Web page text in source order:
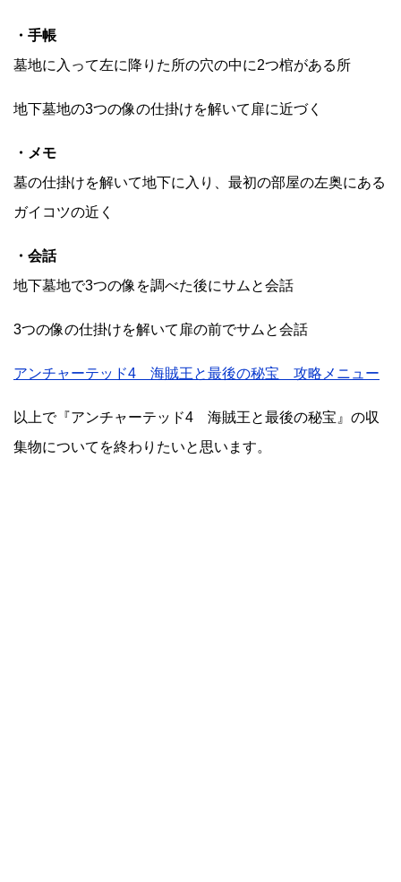
・手帳
墓地に入って左に降りた所の穴の中に2つ棺がある所
地下墓地の3つの像の仕掛けを解いて扉に近づく
・メモ
墓の仕掛けを解いて地下に入り、最初の部屋の左奥にある
ガイコツの近く
・会話
地下墓地で3つの像を調べた後にサムと会話
3つの像の仕掛けを解いて扉の前でサムと会話
アンチャーテッド4 海賊王と最後の秘宝 攻略メニュー
以上で『アンチャーテッド4 海賊王と最後の秘宝』の収
集物についてを終わりたいと思います。